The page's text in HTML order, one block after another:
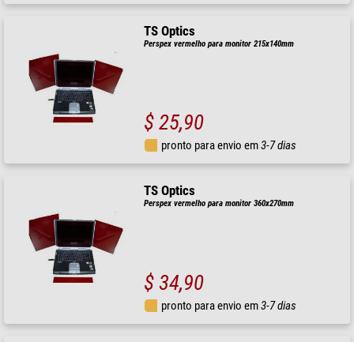
TS Optics
Perspex vermelho para monitor 215x140mm
$ 25,90
pronto para envio em3-7 dias
TS Optics
Perspex vermelho para monitor 360x270mm
$ 34,90
pronto para envio em3-7 dias